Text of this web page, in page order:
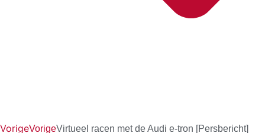
VorigeVorigeVirtueel racen met de Audi e-tron [Persbericht]